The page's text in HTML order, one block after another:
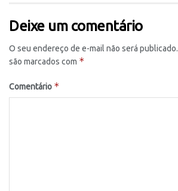
Deixe um comentário
O seu endereço de e-mail não será publicado.
são marcados com *
Comentário *